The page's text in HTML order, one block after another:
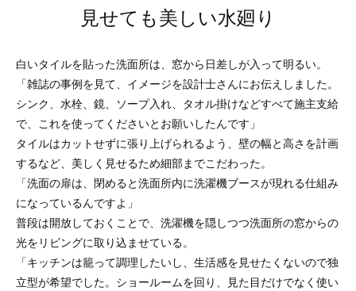
見せても美しい水廻り
白いタイルを貼った洗面所は、窓から日差しが入って明るい。
「雑誌の事例を見て、イメージを設計士さんにお伝えしました。
シンク、水栓、鏡、ソープ入れ、タオル掛けなどすべて施主支給
で、これを使ってくださいとお願いしたんです」
タイルはカットせずに張り上げられるよう、壁の幅と高さを計画
するなど、美しく見せるため細部までこだわった。
「洗面の扉は、閉めると洗面所内に洗濯機ブースが現れる仕組み
になっているんですよ」
普段は開放しておくことで、洗濯機を隠しつつ洗面所の窓からの
光をリビングに取り込ませている。
「キッチンは籠って調理したいし、生活感を見せたくないので独
立型が希望でした。ショールームを回り、見た目だけでなく使い